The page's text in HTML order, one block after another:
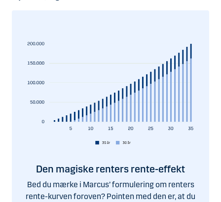
Den magiske renters rente-effekt
Bed du mærke i Marcus’ formulering om renters
rente-kurven foroven? Pointen med den er, at du